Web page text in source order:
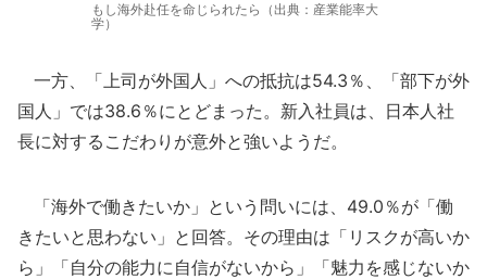
もし海外赴任を命じられたら（出典：産業能率大
学）
一方、「上司が外国人」への抵抗は54.3％、「部下が外
国人」では38.6％にとどまった。新入社員は、日本人社
長に対するこだわりが意外と強いようだ。
「海外で働きたいか」という問いには、49.0％が「働
きたいと思わない」と回答。その理由は「リスクが高いか
ら」「自分の能力に自信がないから」「魅力を感じないか